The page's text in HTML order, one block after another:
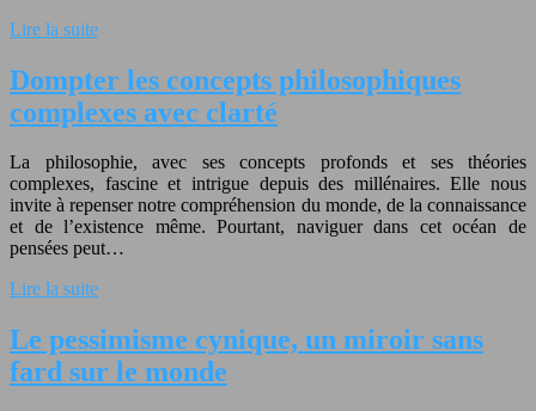
Lire la suite
Dompter les concepts philosophiques
complexes avec clarté
La philosophie, avec ses concepts profonds et ses théories
complexes, fascine et intrigue depuis des millénaires. Elle nous
invite à repenser notre compréhension du monde, de la connaissance
et de l’existence même. Pourtant, naviguer dans cet océan de
pensées peut…
Lire la suite
Le pessimisme cynique, un miroir sans
fard sur le monde